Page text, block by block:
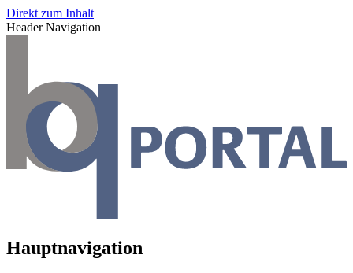
Direkt zum Inhalt
Header Navigation
Hauptnavigation